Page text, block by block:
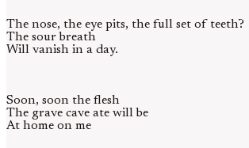
The nose, the eye pits, the full set of teeth?
The sour breath
Will vanish in a day.
Soon, soon the flesh
The grave cave ate will be
At home on me